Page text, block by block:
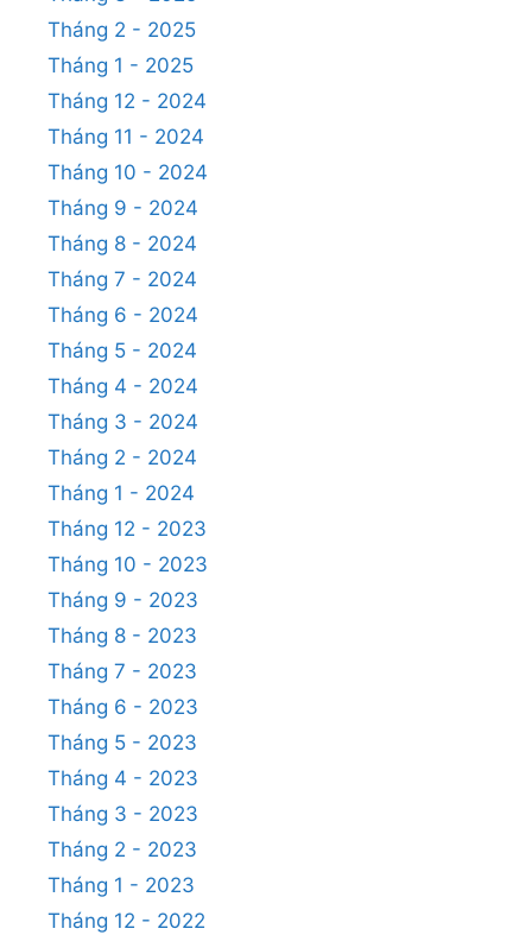
Tháng 2 - 2025
Tháng 1 - 2025
Tháng 12 - 2024
Tháng 11 - 2024
Tháng 10 - 2024
Tháng 9 - 2024
Tháng 8 - 2024
Tháng 7 - 2024
Tháng 6 - 2024
Tháng 5 - 2024
Tháng 4 - 2024
Tháng 3 - 2024
Tháng 2 - 2024
Tháng 1 - 2024
Tháng 12 - 2023
Tháng 10 - 2023
Tháng 9 - 2023
Tháng 8 - 2023
Tháng 7 - 2023
Tháng 6 - 2023
Tháng 5 - 2023
Tháng 4 - 2023
Tháng 3 - 2023
Tháng 2 - 2023
Tháng 1 - 2023
Tháng 12 - 2022